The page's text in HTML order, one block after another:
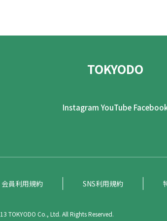
TOKYODO
Instagram YouTube
会員利用規約 SNS利用規約
TOKYODO Co., Ltd. All Rights Reserved.